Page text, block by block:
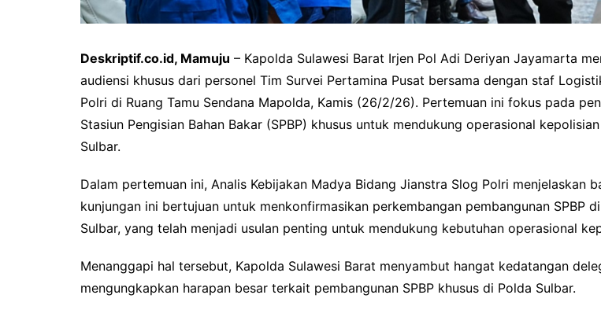
Deskriptif.co.id, Mamuju – Kapolda Sulawesi Barat Irjen Pol Adi Deriyan Jayamarta
audiensi khusus dari personel Tim Survei Pertamina Pusat bersama dengan staf
Polri di Ruang Tamu Sendana Mapolda, Kamis (26/2/26). Pertemuan ini fokus pada
Stasiun Pengisian Bahan Bakar (SPBP) khusus untuk mendukung operasional
Sulbar.
Dalam pertemuan ini, Analis Kebijakan Madya Bidang Jianstra Slog Polri menjelaskan
kunjungan ini bertujuan untuk menkonfirmasikan perkembangan pembangunan SPBP
Sulbar, yang telah menjadi usulan penting untuk mendukung kebutuhan operasional
Menanggapi hal tersebut, Kapolda Sulawesi Barat menyambut hangat kedatangan
mengungkapkan harapan besar terkait pembangunan SPBP khusus di Polda Sulbar.